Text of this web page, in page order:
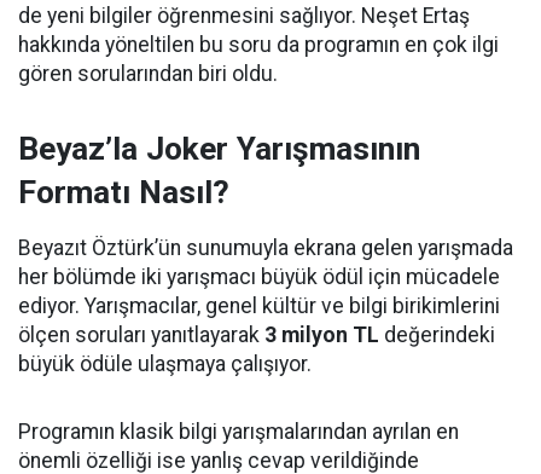
de yeni bilgiler öğrenmesini sağlıyor. Neşet Ertaş
hakkında yöneltilen bu soru da programın en çok ilgi
gören sorularından biri oldu.
Beyaz’la Joker Yarışmasının
Formatı Nasıl?
Beyazıt Öztürk’ün sunumuyla ekrana gelen yarışmada
her bölümde iki yarışmacı büyük ödül için mücadele
ediyor. Yarışmacılar, genel kültür ve bilgi birikimlerini
ölçen soruları yanıtlayarak 3 milyon TL değerindeki
büyük ödüle ulaşmaya çalışıyor.
Programın klasik bilgi yarışmalarından ayrılan en
önemli özelliği ise yanlış cevap verildiğinde